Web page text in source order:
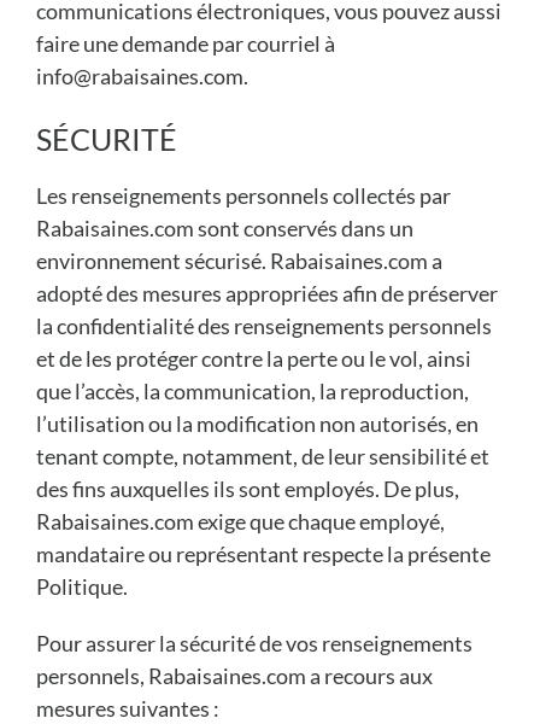
communications électroniques, vous pouvez aussi
faire une demande par courriel à
info@rabaisaines.com.
SÉCURITÉ
Les renseignements personnels collectés par
Rabaisaines.com sont conservés dans un
environnement sécurisé. Rabaisaines.com a
adopté des mesures appropriées afin de préserver
la confidentialité des renseignements personnels
et de les protéger contre la perte ou le vol, ainsi
que l’accès, la communication, la reproduction,
l’utilisation ou la modification non autorisés, en
tenant compte, notamment, de leur sensibilité et
des fins auxquelles ils sont employés. De plus,
Rabaisaines.com exige que chaque employé,
mandataire ou représentant respecte la présente
Politique.
Pour assurer la sécurité de vos renseignements
personnels, Rabaisaines.com a recours aux
mesures suivantes :